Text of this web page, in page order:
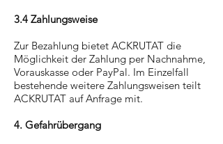
3.4 Zahlungsweise
Zur Bezahlung bietet ACKRUTAT die
Möglichkeit der Zahlung per Nachnahme,
Vorauskasse oder PayPal. Im Einzelfall
bestehende weitere Zahlungsweisen teilt
ACKRUTAT auf Anfrage mit.
4. Gefahrübergang